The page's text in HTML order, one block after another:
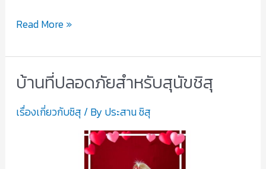
Read More »
บ้านที่ปลอดภัยสำหรับสุนัขชิสุ
เรื่องเกี่ยวกับชิสุ / By ประสาน ชิสุ
บ้าน
ปลอดภัย